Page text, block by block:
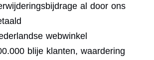
al door ons
webwinkel
blije klanten, waardering